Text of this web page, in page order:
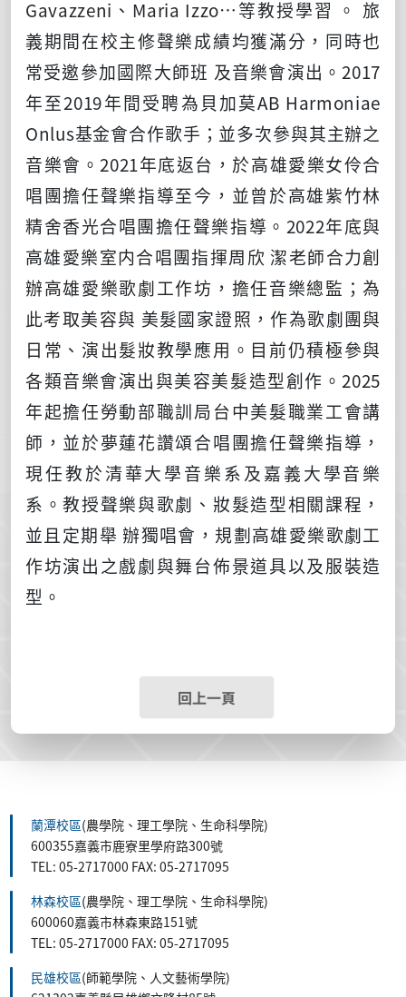
Gavazzeni 、 Maria Izzo…等教授學習 。 旅
義期間在校主修聲樂成績均獲滿分，同時也
常受邀參加國際⼤師班 及⾳樂會演出。 2017
年⾄2019年間受聘為⾙加莫AB Harmoniae
Onlus基⾦會合作歌⼿；並多次參與其主辦之
⾳樂會。 2021年底返台，於⾼雄愛樂女伶合
唱團擔任聲樂指導⾄今，並曾於⾼雄紫⽵林
精舍香光合唱團擔任聲樂指導。 2022年底與
⾼雄愛樂室内合唱團指揮周欣 潔老師合⼒創
辦⾼雄愛樂歌劇⼯作坊，擔任⾳樂總監；為
此考取美容與 美髮國家證照，作為歌劇團與
⽇常、演出髮妝教學應⽤。⽬前仍積極參與
各類⾳樂會演出與美容美髮造型創作。 2025
年起擔任勞動部職訓局台中美髮職業工會講
師，並於夢蓮花讚頌合唱團擔任聲樂指導，
現任教於清華⼤學⾳樂系及嘉義⼤學⾳樂
系。教授聲樂與歌劇、妝髮造型相關課程，
並且定期舉 辦獨唱會，規劃⾼雄愛樂歌劇⼯
作坊演出之戲劇與舞台佈景道具以及服裝造
型。
回上一頁
蘭潭校區(農學院、理工學院、生命科學院)
600355嘉義市鹿寮里學府路300號
TEL: 05-2717000 FAX: 05-2717095
林森校區(農學院、理工學院、生命科學院)
600060嘉義市林森東路151號
TEL: 05-2717000 FAX: 05-2717095
民雄校區(師範學院、人文藝術學院)